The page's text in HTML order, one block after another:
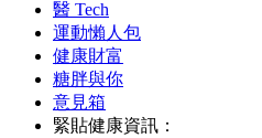
醫 Tech
運動懶人包
健康財富
糖胖與你
意見箱
緊貼健康資訊：